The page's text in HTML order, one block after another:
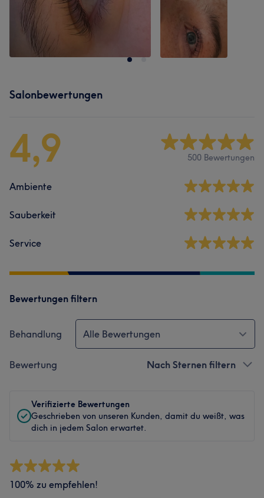
Salonbewertungen
4,9 500 Bewertungen
Ambiente
Sauberkeit
Service
Bewertungen filtern
Behandlung Alle Bewertungen
Bewertung Nach Sternen filtern
Verifizierte Bewertungen
Geschrieben von unseren Kunden, damit du weißt, was
dich in jedem Salon erwartet.
100% zu empfehlen!